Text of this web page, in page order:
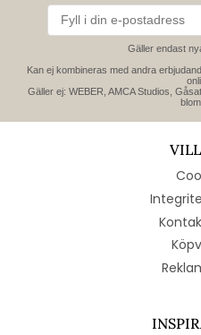
Gäller endast
Kan ej kombineras med andra
Gäller ej: WEBER, AMCA Studios,